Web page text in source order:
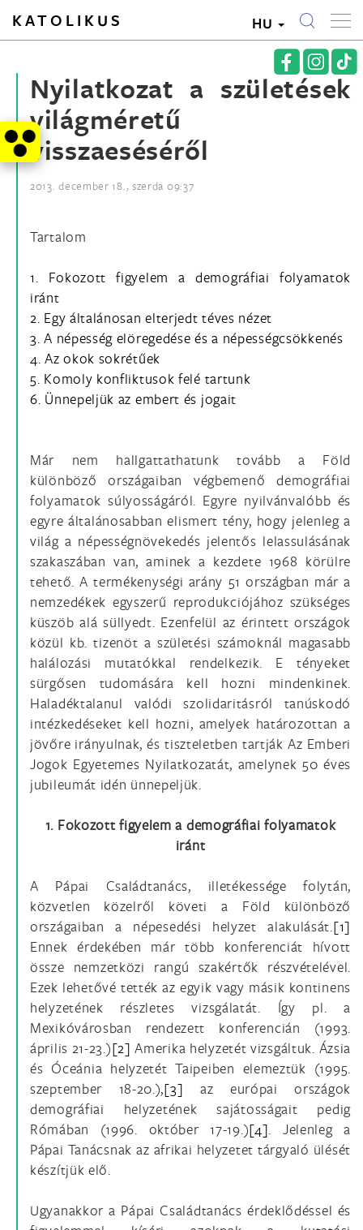
KATOLIKUS HU
Nyilatkozat a születések
világméretű
visszaeséséről
2013. december 18., szerda 09:37
Tartalom
1. Fokozott figyelem a demográfiai folyamatok
iránt
2. Egy általánosan elterjedt téves nézet
3. A népesség elöregedése és a népességcsökkenés
4. Az okok sokrétűek
5. Komoly konfliktusok felé tartunk
6. Ünnepeljük az embert és jogait
Már nem hallgattathatunk tovább a Föld
különböző országaiban végbemenő demográfiai
folyamatok súlyosságáról. Egyre nyilvánvalóbb és
egyre általánosabban elismert tény, hogy jelenleg a
világ a népességnövekedés jelentős lelassulásának
szakaszában van, aminek a kezdete 1968 körülre
tehető. A termékenységi arány 51 országban már a
nemzedékek egyszerű reprodukciójához szükséges
küszöb alá süllyedt. Ezenfelül az érintett országok
közül kb. tizenöt a születési számoknál magasabb
halálozási mutatókkal rendelkezik. E tényeket
sürgősen tudomására kell hozni mindenkinek.
Haladéktalanul valódi szolidaritásról tanúskodó
intézkedéseket kell hozni, amelyek határozottan a
jövőre irányulnak, és tiszteletben tartják Az Emberi
Jogok Egyetemes Nyilatkozatát, amelynek 50 éves
jubileumát idén ünnepeljük.
1. Fokozott figyelem a demográfiai folyamatok
iránt
A Pápai Családtanács, illetékessége folytán,
közvetlen közelről követi a Föld különböző
országaiban a népesedési helyzet alakulását.[1]
Ennek érdekében már több konferenciát hívott
össze nemzetközi rangú szakértők részvételével.
Ezek lehetővé tették az egyik vagy másik kontinens
helyzetének részletes vizsgálatát. Így pl. a
Mexikóvárosban rendezett konferencián (1993.
április 21-23.)[2] Amerika helyzetét vizsgáltuk. Ázsia
és Óceánia helyzetét Taipeiben elemeztük (1995.
szeptember 18-20.),[3] az európai országok
demográfiai helyzetének sajátosságait pedig
Rómában (1996. október 17-19.)[4]. Jelenleg a
Pápai Tanácsnak az afrikai helyzetet tárgyaló ülését
készítjük elő.
Ugyanakkor a Pápai Családtanács érdeklődéssel és